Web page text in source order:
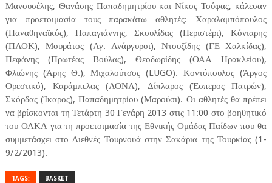
Μανουσέλης, Θανάσης Παπαδημητρίου και Νίκος Τούφας, κάλεσαν
για προετοιμασία τους παρακάτω αθλητές: Χαραλαμπόπουλος
(Παναθηναϊκός), Παπαγιάννης, Σκουλίδας (Περιστέρι), Κόνιαρης
(ΠΑΟΚ), Μουράτος (Αγ. Ανάργυροι), Ντουζίδης (ΓΕ Χαλκίδας),
Πεφάνης (Πρωτέας Βούλας), Θεοδωρίδης (ΟΑΑ Ηρακλείου),
Φλιώνης (Άρης Θ.), Μιχαλούτσος (LUGO). Κοντόπουλος (Άργος
Ορεστικό), Καράμπελας (ΑΟΝΑ), Δίπλαρος (Έσπερος Πατρών),
Σκόρδας (Ίκαρος), Παπαδημητρίου (Μαρούσι). Οι αθλητές θα πρέπει
να βρίσκονται τη Τετάρτη 30 Γενάρη 2013 στις 11:00 στο βοηθητικό
του ΟΑΚΑ για τη προετοιμασία της Εθνικής Ομάδας Παίδων που θα
συμμετάσχει στο Διεθνές Τουρνουά στην Σακάρια της Τουρκίας (1-
9/2/2013).
TAGS: BASKET